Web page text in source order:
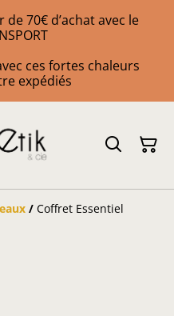
70€ d’achat avec le
ces fortes chaleurs
expédiés
/ Coffret Essentiel